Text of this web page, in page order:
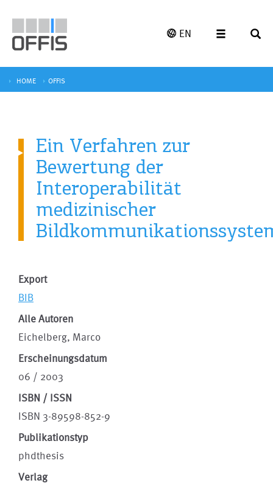
EN
HOME OFFIS
Ein Verfahren zur
Bewertung der
Interoperabilität
medizinischer
Export
BIB
Alle Autoren
Eichelberg, Marco
Erscheinungsdatum
06 / 2003
ISBN / ISSN
ISBN 3-89598-852-9
Publikationstyp
phdthesis
Verlag